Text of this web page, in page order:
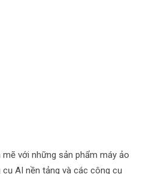
với những sản phẩm máy ảo
AI nền tảng và các công cụ